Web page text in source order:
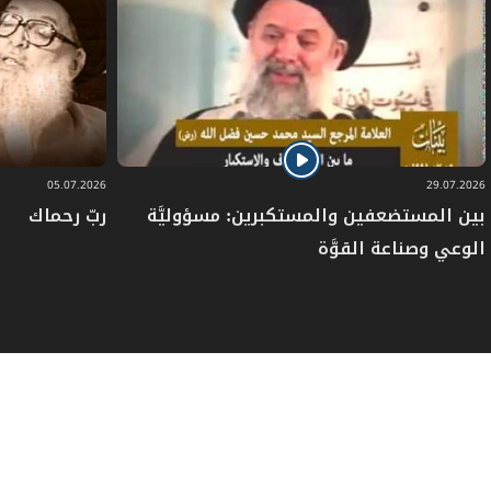
29.07.2026
بين المستضعفين والمستكبرين: مسؤوليَّة
الوعي وصناعة القوَّة
05.07.2026
ربّ رحماك